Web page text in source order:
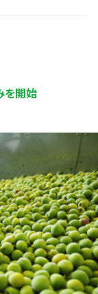
を開始